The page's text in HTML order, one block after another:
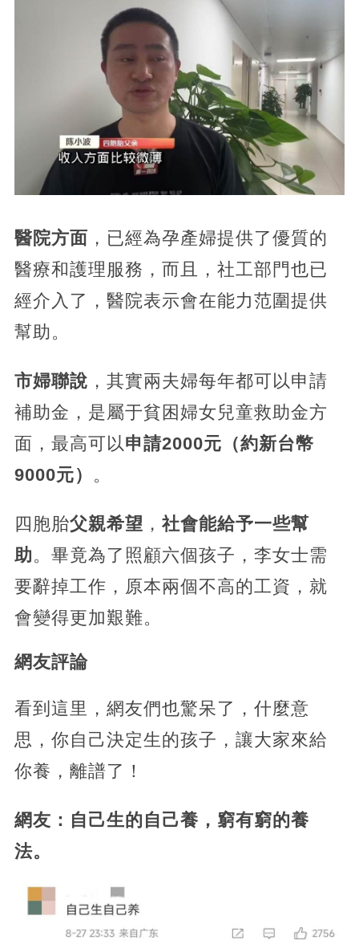
醫院方面 ，已經為孕產婦提供了優質的
醫療和護理服務，而且，社工部門也已
經介入了，醫院表示會在能力范圍提供
幫助。
市婦聯說 ，其實兩夫婦每年都可以申請
補助金，是屬于貧困婦女兒童救助金方
面，最高可以申請2000元（約新台幣
9000元） 。
四胞胎父親希望 ， 社會能給予一些幫
助。畢竟為了照顧六個孩子，李女士需
要辭掉工作，原本兩個不高的工資，就
會變得更加艱難。
網友評論
看到這里，網友們也驚呆了，什麼意
思，你自己決定生的孩子，讓大家來給
你養，離譜了！
網友：自己生的自己養，窮有窮的養
法。